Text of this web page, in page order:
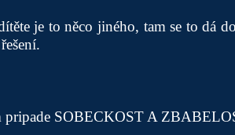
je to něco jiného, tam se to dá
SOBECKOST A